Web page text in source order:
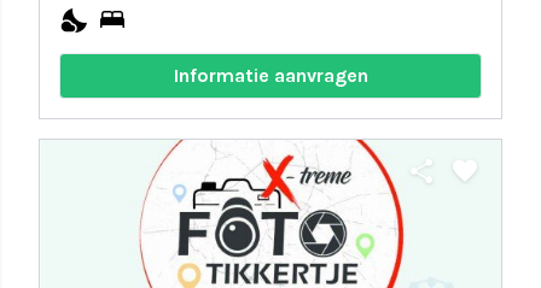
nights_stay bed
Informatie aanvragen
share favorite